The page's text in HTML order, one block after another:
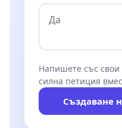
Напишете със
силна петиция
Създаване